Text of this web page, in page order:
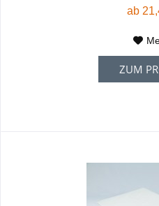
geeignet. - Kann auf derab
ZUM